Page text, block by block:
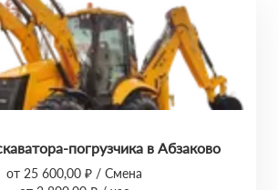
погрузчика в Абзаково
от 25 600,00 ₽ / Смена